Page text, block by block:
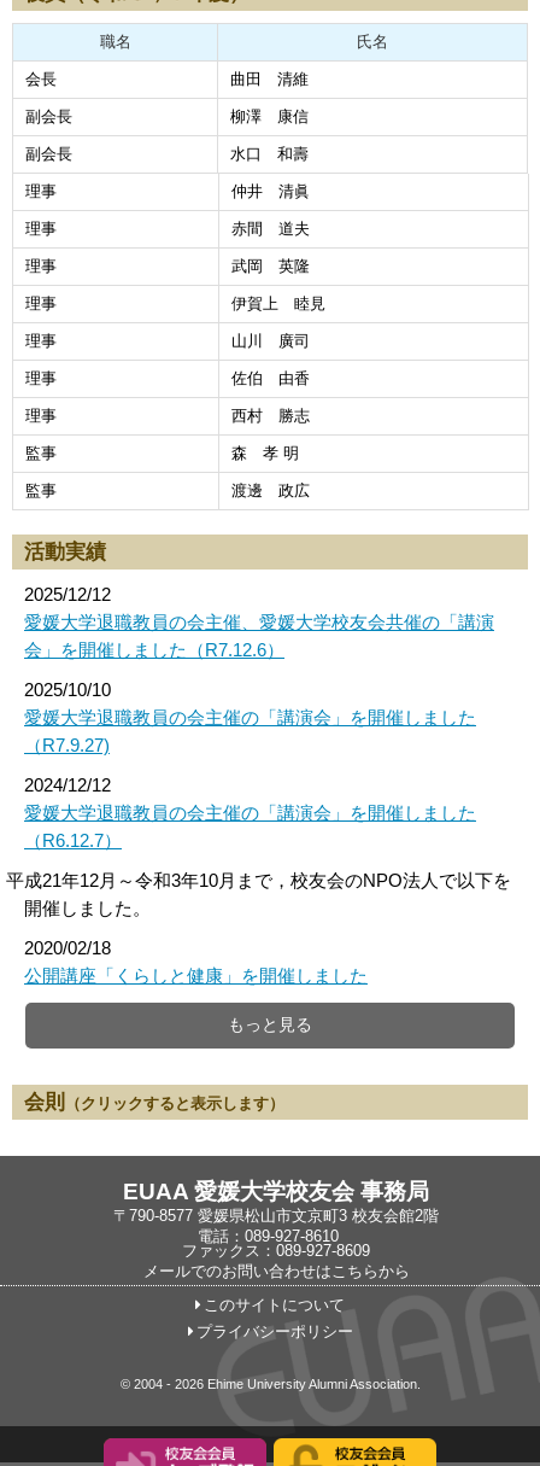
職名 氏名
会長 曲田 清維
副会長 柳澤 康信
副会長 水口 和壽
理事 仲井 清眞
理事 赤間 道夫
理事 武岡 英隆
理事 伊賀上 睦見
理事 山川 廣司
理事 佐伯 由香
理事 西村 勝志
監事 森 孝 明
監事 渡邊 政広
活動実績
2025/12/12
愛媛大学退職教員の会主催、愛媛大学校友会共催の「講演
会」を開催しました（R7.12.6）
2025/10/10
愛媛大学退職教員の会主催の「講演会」を開催しました
（R7.9.27)
2024/12/12
愛媛大学退職教員の会主催の「講演会」を開催しました
（R6.12.7）
平成21年12月～令和3年10月まで，校友会のNPO法人で以下を
開催しました。
2020/02/18
公開講座「くらしと健康」を開催しました
もっと見る
会則 （クリックすると表示します）
EUAA 愛媛大学校友会 事務局
〒790-8577 愛媛県松山市文京町3 校友会館2階
電話：089-927-8610
ファックス：089-927-8609
メールでのお問い合わせはこちらから
このサイトについて
プライバシーポリシー
© 2004 - 2026 Ehime University Alumni Association.